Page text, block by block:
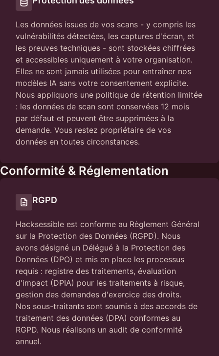
Les données issues de vos scans - y compris les
vulnérabilités détectées, les captures d'écran, et
les preuves techniques - sont stockées chiffrées
et accessibles uniquement à votre organisation.
Elles ne sont jamais utilisées pour entraîner nos
modèles IA sans votre consentement explicite.
Nous appliquons une politique de rétention limitée
: les données de scan sont conservées 12 mois
par défaut et peuvent être supprimées à la
demande. Vous restez propriétaire de vos
données en toutes circonstances.
Conformité & Réglementation
RGPD
Hacksessible est conforme au Règlement Général
sur la Protection des Données (RGPD). Nous
avons désigné un Délégué à la Protection des
Données (DPO) et mis en place les processus
requis : registre des traitements, évaluation
d'impact (DPIA) pour les traitements à risque,
gestion des demandes d'exercice des droits.
Nos sous-traitants sont soumis à des accords de
traitement des données (DPA) conformes au
RGPD. Nous réalisons un audit de conformité
annuel.